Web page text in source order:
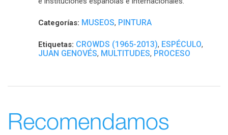
Categorías: MUSEOS, PINTURA
Etiquetas: CROWDS (1965-2013), ESPÉCULO,
JUAN GENOVÉS, MULTITUDES, PROCESO
Recomendamos